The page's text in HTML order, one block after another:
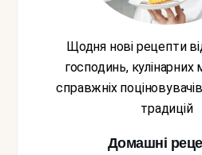
Щодня нові рецепти від домашніх
господинь, кулінарних
справжніх
традицій
Домашні